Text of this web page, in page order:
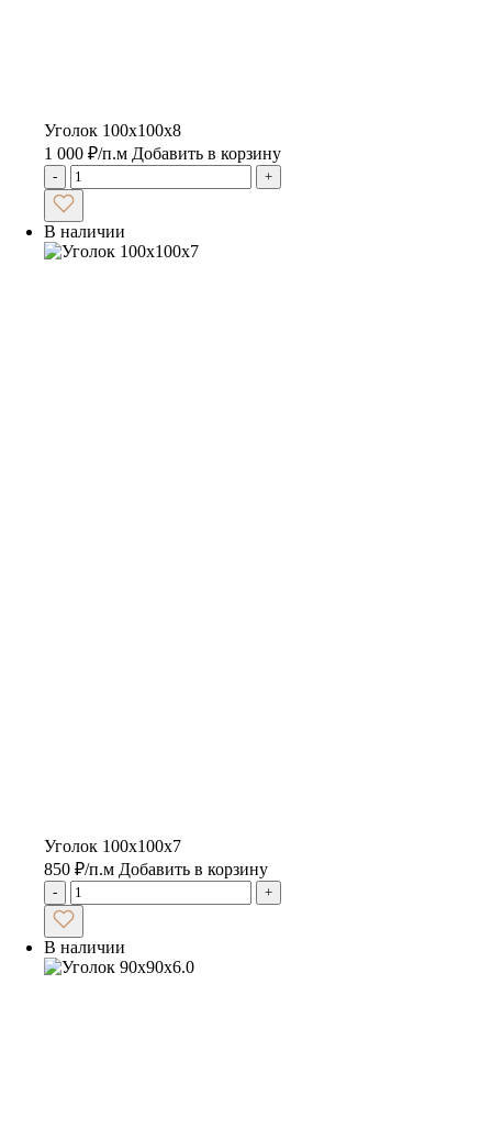
Уголок 100х100х8
1 000 ₽/п.м Добавить в корзину
- +
В наличии
Уголок 100х100х7
850 ₽/п.м Добавить в корзину
- +
В наличии